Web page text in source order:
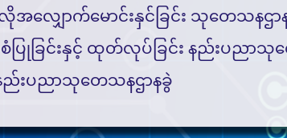
အလျှောက်မောင်းနှင်ခြင်း သုတေသနဌာ
ခြင်းနှင့် ထုတ်လုပ်ခြင်း နည်းပညာသု
းပညာသုတေသနဌာနခွဲ